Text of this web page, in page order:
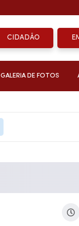
CIDADÃO
GALERIA DE FOTOS